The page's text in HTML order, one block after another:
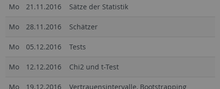
Mo 21.11.2016 Sätze der Statistik
Mo 28.11.2016 Schätzer
Mo 05.12.2016 Tests
Mo 12.12.2016 Chi2 und t-Test
Mo 19.12.2016 Vertrauensintervalle, Bootstrapping